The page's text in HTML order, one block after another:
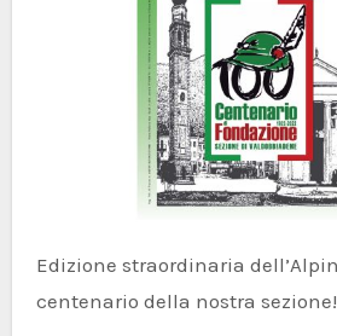
Edizione straordinaria dell’Alpin del Piave per il
centenario della nostra sezione!